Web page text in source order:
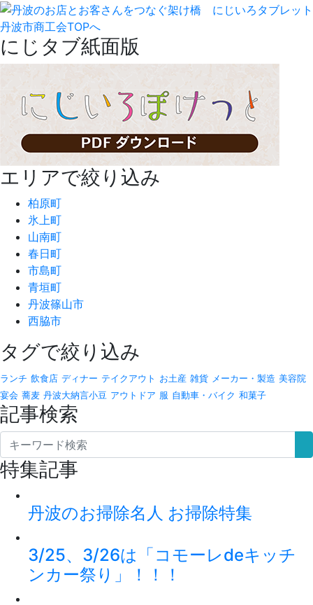
丹波市商工会TOPへ
にじタブ紙面版
エリアで絞り込み
柏原町
氷上町
山南町
春日町
市島町
青垣町
丹波篠山市
西脇市
タグで絞り込み
ランチ 飲食店 ディナー テイクアウト お土産 雑貨 メーカー・製造 美容院
宴会 蕎麦 丹波大納言小豆 アウトドア 服 自動車・バイク 和菓子
記事検索
特集記事
丹波のお掃除名人 お掃除特集
3/25、3/26は「コモーレdeキッチ
ンカー祭り」！！！